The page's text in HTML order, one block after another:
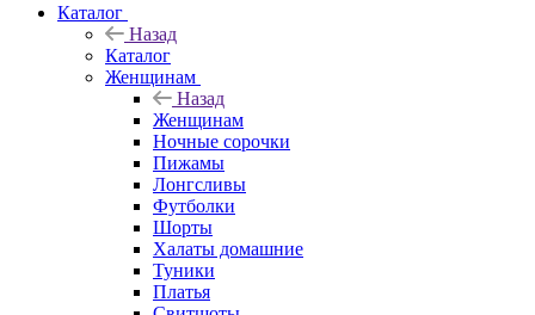
Каталог
Назад
Каталог
Женщинам
Назад
Женщинам
Ночные сорочки
Пижамы
Лонгсливы
Футболки
Шорты
Халаты домашние
Туники
Платья